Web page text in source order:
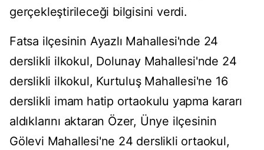
gerçekleştirileceği bilgisini verdi.
Fatsa ilçesinin Ayazlı Mahallesi'nde 24
derslikli ilkokul, Dolunay Mahallesi'nde 24
derslikli ilkokul, Kurtuluş Mahallesi'ne 16
derslikli imam hatip ortaokulu yapma kararı
aldıklarını aktaran Özer, Ünye ilçesinin
Gölevi Mahallesi'ne 24 derslikli ortaokul,